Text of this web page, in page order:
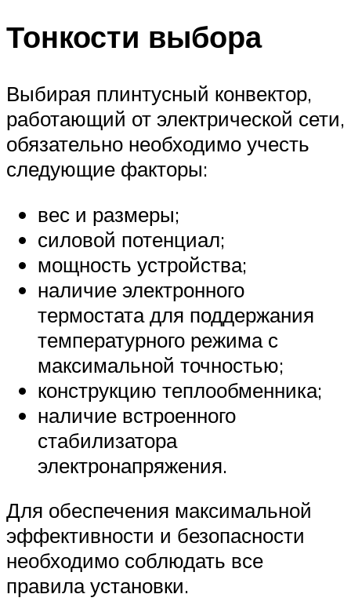
Тонкости выбора
Выбирая плинтусный конвектор,
работающий от электрической сети,
обязательно необходимо учесть
следующие факторы:
вес и размеры;
силовой потенциал;
мощность устройства;
наличие электронного
термостата для поддержания
температурного режима с
максимальной точностью;
конструкцию теплообменника;
наличие встроенного
стабилизатора
электронапряжения.
Для обеспечения максимальной
эффективности и безопасности
необходимо соблюдать все
правила установки.